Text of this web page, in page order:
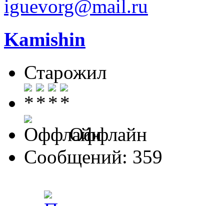
iguevorg@mail.ru
Kamishin
Старожил
Оффлайн
Сообщений: 359